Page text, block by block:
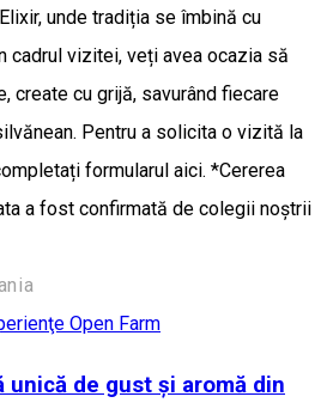
unde tradiția se îmbină cu
cadrul vizitei, veți avea ocazia să
create cu grijă, savurând fiecare
Pentru a solicita o vizită la
formularul aici. *Cererea
a fost confirmată de colegii noștrii
Open Farm
unică de gust și aromă din